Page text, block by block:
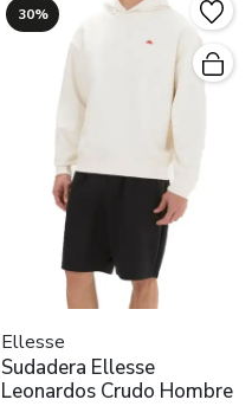
30%
Ellesse
Sudadera Ellesse
Leonardos Crudo Hombre